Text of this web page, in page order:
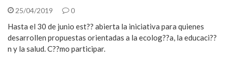
25/04/2019 0
Hasta el 30 de junio est?? abierta la iniciativa para quienes
desarrollen propuestas orientadas a la ecolog??a, la educaci??
n y la salud. C??mo participar.